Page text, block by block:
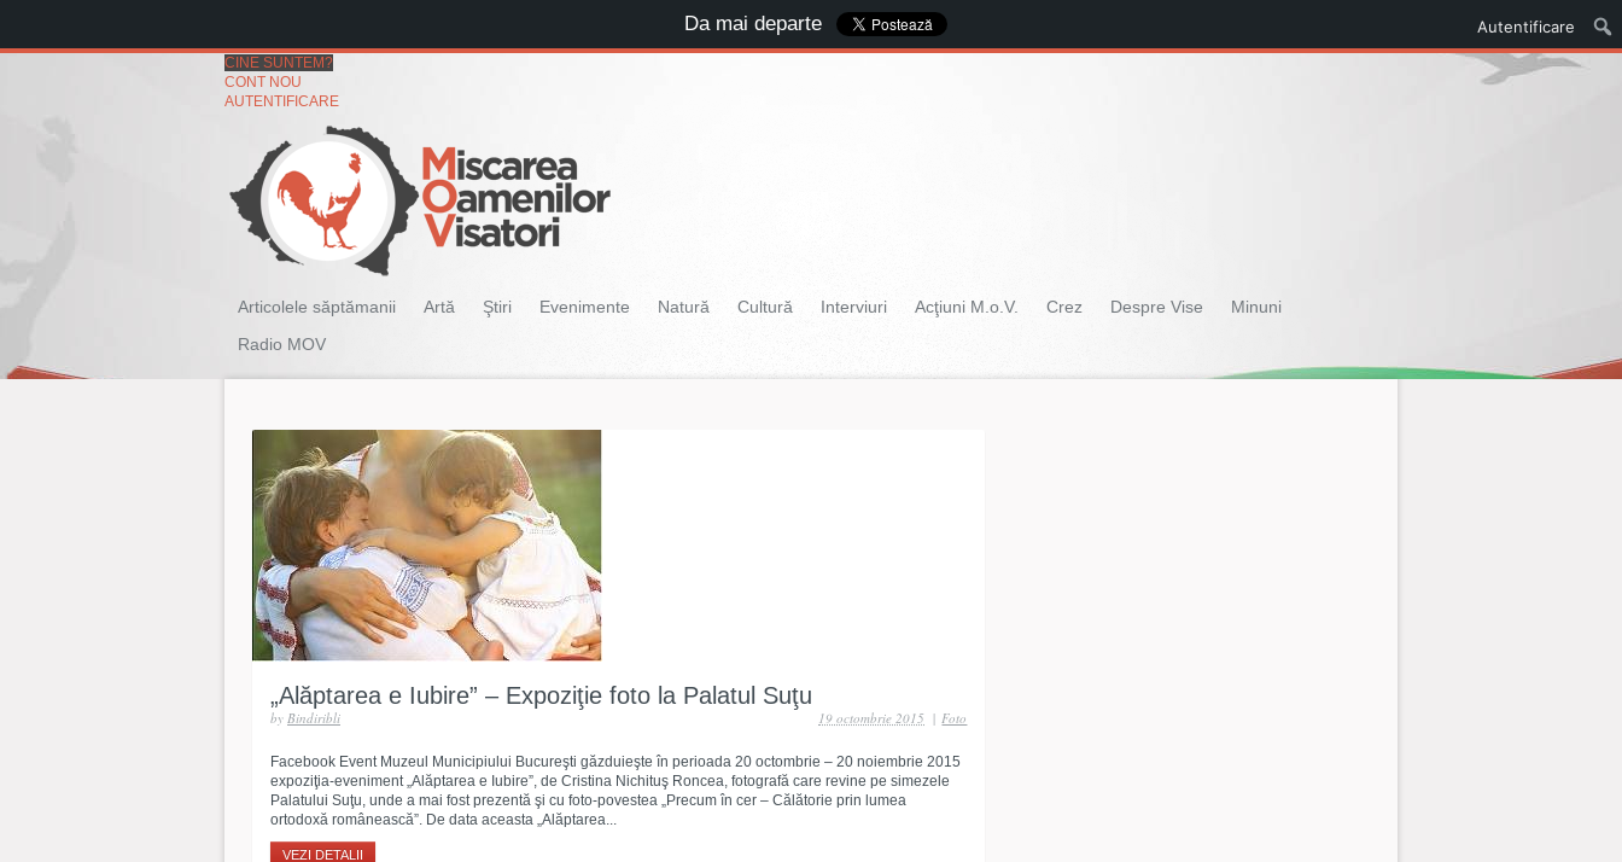
CINE SUNTEM?
CONT NOU
AUTENTIFICARE
Articolele săptămanii Artă Ştiri Evenimente Natură Cultură Interviuri Acţiuni M.o.V. Crez Despre Vise
Minuni
Radio MOV
„Alăptarea e Iubire” – Expoziţie foto la Palatul Suţu
by Bindiribli | Foto
19 octombrie 2015
Facebook Event Muzeul Municipiului Bucureşti găzduieşte în perioada 20 octombrie – 20 noiembrie 2015
expoziţia-eveniment „Alăptarea e Iubire”, de Cristina Nichituş Roncea, fotografă care revine pe simezele
Palatului Suţu, unde a mai fost prezentă şi cu foto-povestea „Precum în cer – Călătorie prin lumea
ortodoxă românească”. De data aceasta „Alăptarea...
VEZI DETALII
Autentificare
Da mai departe